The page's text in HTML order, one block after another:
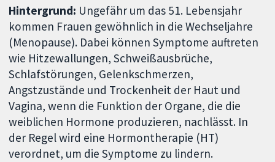
Hintergrund: Ungefähr um das 51. Lebensjahr
kommen Frauen gewöhnlich in die Wechseljahre
(Menopause). Dabei können Symptome auftreten
wie Hitzewallungen, Schweißausbrüche,
Schlafstörungen, Gelenkschmerzen,
Angstzustände und Trockenheit der Haut und
Vagina, wenn die Funktion der Organe, die die
weiblichen Hormone produzieren, nachlässt. In
der Regel wird eine Hormontherapie (HT)
verordnet, um die Symptome zu lindern.